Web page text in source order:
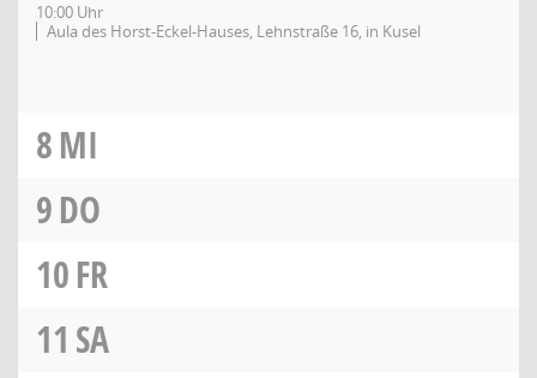
10:00 Uhr
Aula des Horst-Eckel-Hauses, Lehnstraße 16, in Kusel
8MI
9DO
10FR
11 SA